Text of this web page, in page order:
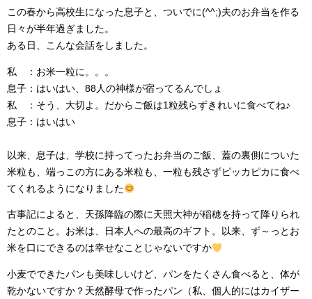
この春から高校生になった息子と、ついでに(^^;)夫のお弁当を作る
日々が半年過ぎました。
ある日、こんな会話をしました。
私 ：お米一粒に。。。
息子 ：はいはい、88人の神様が宿ってるんでしょ
私 ：そう、大切よ。だからご飯は1粒残らずきれいに食べてね♪
息子 ：はいはい
以来、息子は、学校に持ってったお弁当のご飯、蓋の裏側についた
米粒も、端っこの方にある米粒も、一粒も残さずピッカピカに食べ
てくれるようになりました
古事記によると、天孫降臨の際に天照大神が稲穂を持って降りられ
たとのこと。お米は、日本人への最高のギフト。以来、ず～っとお
米を口にできるのは幸せなことじゃないですか
小麦でできたパンも美味しいけど、パンをたくさん食べると、体が
乾かないですか？天然酵母で作ったパン（私、個人的にはカイザー